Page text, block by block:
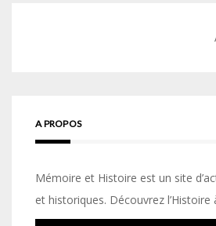
A PROPOS
Mémoire et Histoire est un site
et historiques. Découvrez l’Histoire